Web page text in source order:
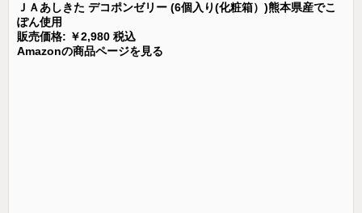
ＪＡあしきた デコポンゼリー (6個入り(化粧箱）)熊本県産でこ
ぽん使用
販売価格: ￥2,980 税込
Amazonの商品ページを見る